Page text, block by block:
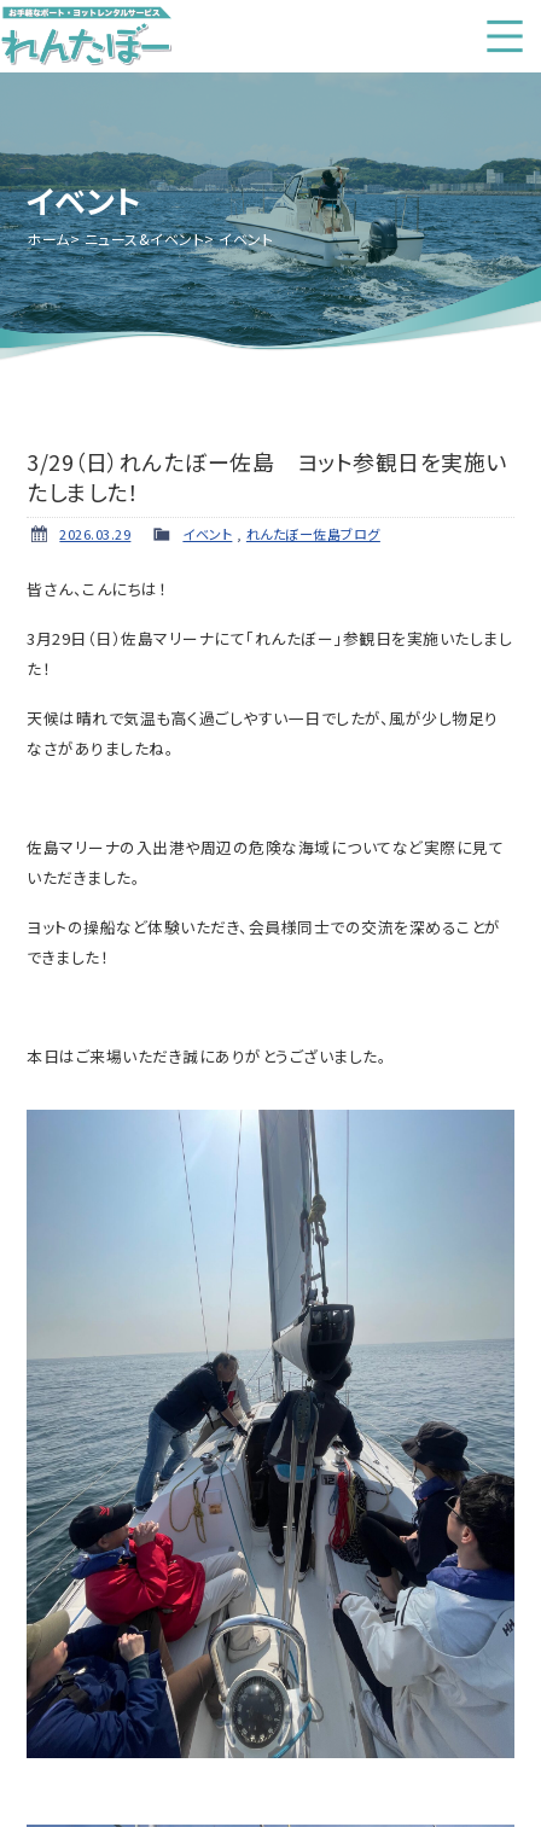
イベント
ホーム ニュース&イベント イベント
3/29（日）れんたぼー佐島 ヨット参観日を実施い
たしました！
2026.03.29 イベント れんたぼー佐島ブログ
皆さん、こんにちは！
3月29日（日）佐島マリーナにて「れんたぼー」参観日を実施いたしまし
た！
天候は晴れで気温も高く過ごしやすい一日でしたが、風が少し物足り
なさがありましたね。
佐島マリーナの入出港や周辺の危険な海域についてなど実際に見て
いただきました。
ヨットの操船など体験いただき、会員様同士での交流を深めることが
できました！
本日はご来場いただき誠にありがとうございました。